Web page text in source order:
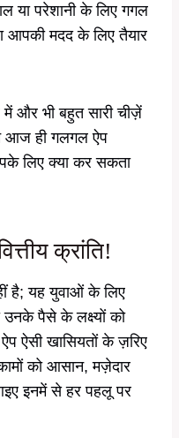
या परेशानी के लिए गगल
आपकी मदद के लिए तैयार
और भी बहुत सारी चीज़ें
आज ही गलगल ऐप
लिए क्या कर सकता
क्रांति!
है; यह युवाओं के लिए
उनके पैसे के लक्ष्यों को
ऐसी खासियतों के ज़रिए
को आसान, मज़ेदार
इनमें से हर पहलू पर